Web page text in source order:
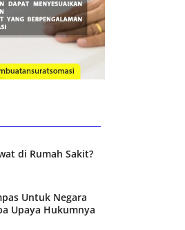
di Rumah Sakit?
Untuk Negara
Upaya Hukumnya